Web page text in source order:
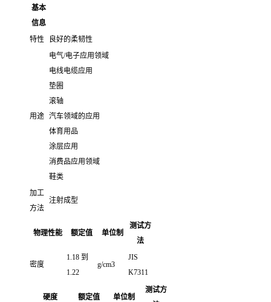
基本
信息
特性
良好的柔韧性
用途
电气/电子应用领域
电线电缆应用
垫圈
滚轴
汽车领域的应用
体育用品
涂层应用
消费品应用领域
鞋类
加工
方法
注射成型
物理性能 额定值 单位制
测试方
法
密度
1.18 到
1.22
g/cm3
JIS
K7311
硬度 额定值 单位制
测试方